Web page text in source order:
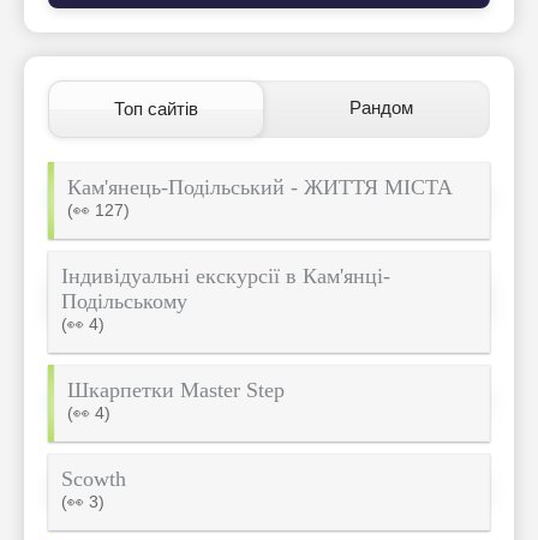
Топ сайтів Рандом
Кам'янець-Подільський - ЖИТТЯ МІСТА
(👀 127)
Індивідуальні екскурсії в Кам'янці-
Подільському
(👀 4)
Шкарпетки Master Step
(👀 4)
Scowth
(👀 3)